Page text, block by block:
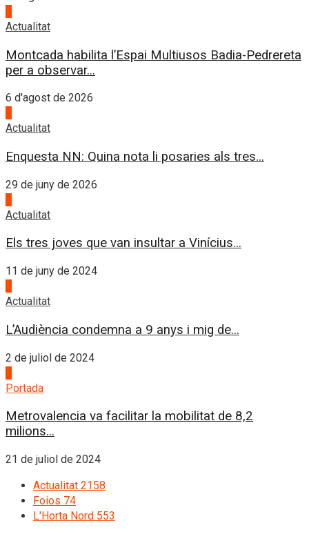
Actualitat
Montcada habilita l’Espai Multiusos Badia-Pedrereta
per a observar...
6 d'agost de 2026
Actualitat
Enquesta NN: Quina nota li posaries als tres...
29 de juny de 2026
Actualitat
Els tres joves que van insultar a Vinícius...
11 de juny de 2024
Actualitat
L’Audiència condemna a 9 anys i mig de...
2 de juliol de 2024
Portada
Metrovalencia va facilitar la mobilitat de 8,2
milions...
21 de juliol de 2024
Actualitat 2158
Foios 74
L'Horta Nord 553